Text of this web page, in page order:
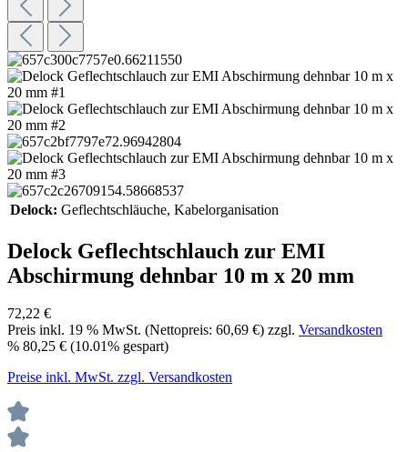
Delock: Geflechtschläuche, Kabelorganisation
Delock Geflechtschlauch zur EMI
Abschirmung dehnbar 10 m x 20 mm
72,22 €
Preis inkl. 19 % MwSt. (Nettopreis: 60,69 €) zzgl. Versandkosten
% 80,25 € (10.01% gespart)
Preise inkl. MwSt. zzgl. Versandkosten